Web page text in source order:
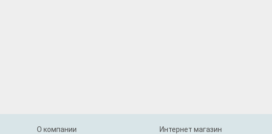
О компании Интернет магазин